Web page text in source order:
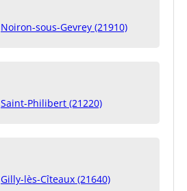
Noiron-sous-Gevrey (21910)
Saint-Philibert (21220)
Gilly-lès-Cîteaux (21640)